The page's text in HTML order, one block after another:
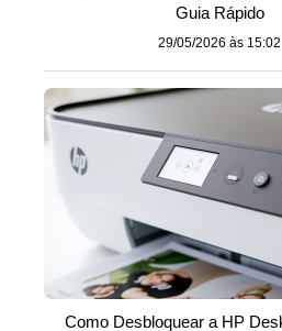
Guia Rápido
29/05/2026 às 15:02
Como Desbloquear a HP